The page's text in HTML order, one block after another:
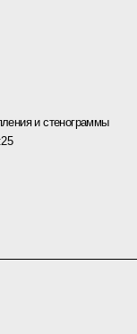
и стенограммы